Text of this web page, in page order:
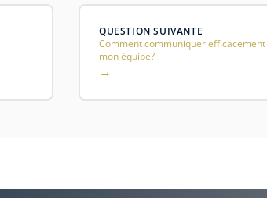
QUESTION SUIVANTE
Comment communiquer efficacement
mon équipe?